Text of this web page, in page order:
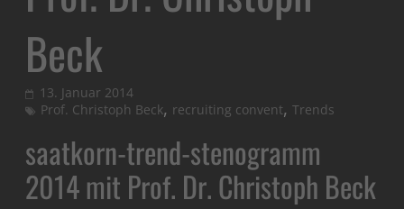
Beck
13. Januar 2014
Prof. Christoph Beck, recruiting convent,Trends
saatkorn-trend-stenogramm
2014 mit Prof. Dr. Christoph Beck